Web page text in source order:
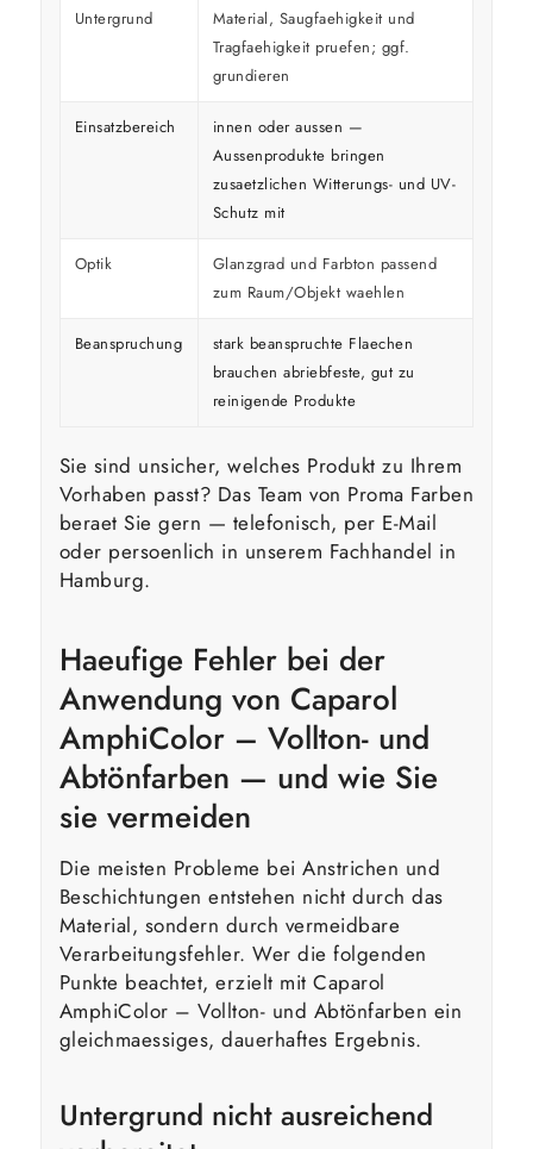
Untergrund
Material, Saugfaehigkeit und
Tragfaehigkeit pruefen; ggf.
grundieren
Einsatzbereich
innen oder aussen —
Aussenprodukte bringen
zusaetzlichen Witterungs- und UV-
Schutz mit
Optik
Glanzgrad und Farbton passend
zum Raum/Objekt waehlen
Beanspruchung
stark beanspruchte Flaechen
brauchen abriebfeste, gut zu
reinigende Produkte
Sie sind unsicher, welches Produkt zu Ihrem
Vorhaben passt? Das Team von Proma Farben
beraet Sie gern — telefonisch, per E-Mail
oder persoenlich in unserem Fachhandel in
Hamburg.
Haeufige Fehler bei der
Anwendung von Caparol
AmphiColor – Vollton- und
Abtönfarben — und wie Sie
sie vermeiden
Die meisten Probleme bei Anstrichen und
Beschichtungen entstehen nicht durch das
Material, sondern durch vermeidbare
Verarbeitungsfehler. Wer die folgenden
Punkte beachtet, erzielt mit Caparol
AmphiColor – Vollton- und Abtönfarben ein
gleichmaessiges, dauerhaftes Ergebnis.
Untergrund nicht ausreichend